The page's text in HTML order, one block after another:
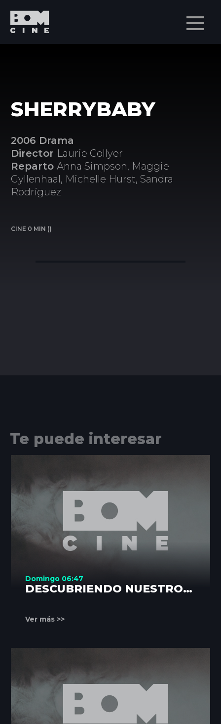
SHERRYBABY
2006 Drama
Director Laurie Collyer
RepartoAnna Simpson, Maggie
Gyllenhaal, Michelle Hurst, Sandra
Rodríguez
CINE 0 MIN ()
Te puede interesar
Domingo 06:47
DESCUBRIENDO NUESTROS
Ver más >>